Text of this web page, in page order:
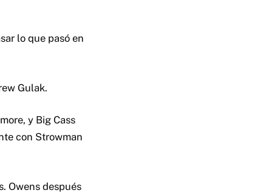
lo que pasó en
Gulak.
y Big Cass
con Strowman
Owens después